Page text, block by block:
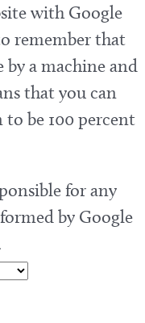
with Google
remember that
a machine and
that you can
be 100 percent
for any
by Google